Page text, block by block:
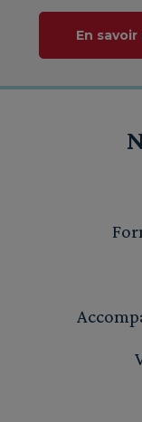
En